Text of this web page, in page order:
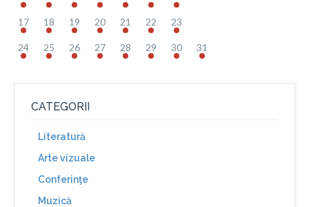
17 18 19 20 21 22 23
24 25 26 27 28 29 30 31
CATEGORII
Literatură
Arte vizuale
Conferinţe
Muzică